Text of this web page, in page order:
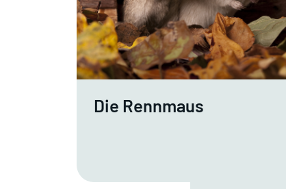
Die Rennmaus